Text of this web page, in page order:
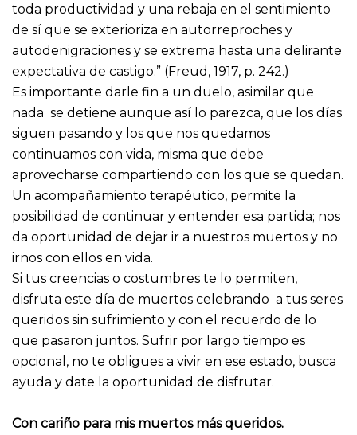
toda productividad y una rebaja en el sentimiento
de sí que se exterioriza en autorreproches y
autodenigraciones y se extrema hasta una delirante
expectativa de castigo.” (Freud, 1917, p. 242.)
Es importante darle fin a un duelo, asimilar que
nada se detiene aunque así lo parezca, que los días
siguen pasando y los que nos quedamos
continuamos con vida, misma que debe
aprovecharse compartiendo con los que se quedan.
Un acompañamiento terapéutico, permite la
posibilidad de continuar y entender esa partida; nos
da oportunidad de dejar ir a nuestros muertos y no
irnos con ellos en vida.
Si tus creencias o costumbres te lo permiten,
disfruta este día de muertos celebrando a tus seres
queridos sin sufrimiento y con el recuerdo de lo
que pasaron juntos. Sufrir por largo tiempo es
opcional, no te obligues a vivir en ese estado, busca
ayuda y date la oportunidad de disfrutar.
Con cariño para mis muertos más queridos.